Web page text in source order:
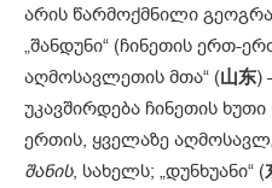
არის წარმოქმნილი
„შანდუნი“ (ჩინეთის ერთ-
აღმოსავლეთის მთა“ (山东)
უკავშირდება ჩინეთის
ერთის, ყველაზე
შანის, სახელს; „დუნხუანი“ (